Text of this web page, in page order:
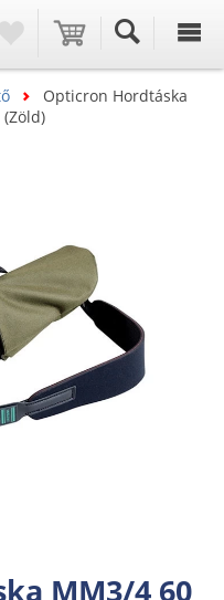
Opticron Hordtáska
(zöld)
MM3/4 60